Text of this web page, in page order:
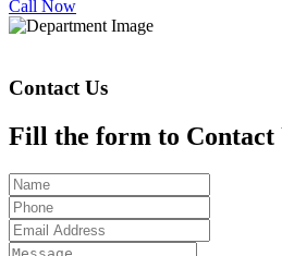
Call Now
Contact Us
Fill the form to Contact